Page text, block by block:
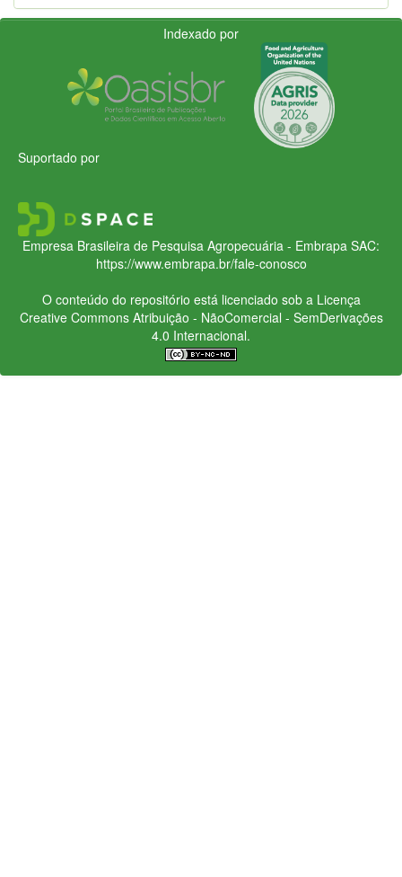
Indexado por
Suportado por
Empresa Brasileira de Pesquisa Agropecuária - Embrapa SAC:
https://www.embrapa.br/fale-conosco
O conteúdo do repositório está licenciado sob a Licença
Creative CommonsAtribuição - NãoComercial - SemDerivações
4.0 Internacional.